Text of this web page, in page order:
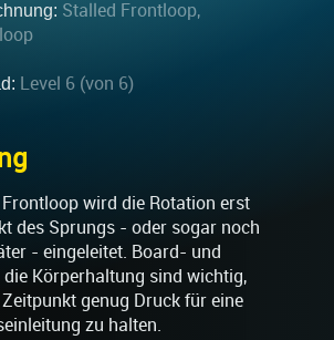
Stalled Frontloop,
Level 6 (von 6)
wird die Rotation erst
des Sprungs - oder sogar noch
- eingeleitet. Board- und
Körperhaltung sind wichtig,
genug Druck für eine
zu halten.